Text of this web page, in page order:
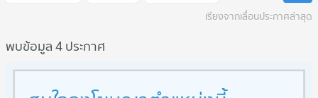
เรียงจากเลื่อนประกาศล่าสุด
พบข้อมูล 4 ประกาศ